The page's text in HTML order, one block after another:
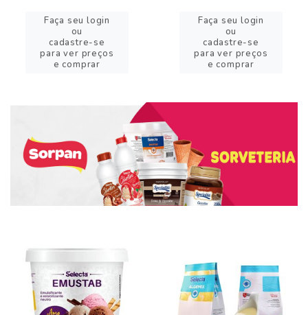
Faça seu login
ou
cadastre-se
para ver preços
e comprar
Faça seu login
ou
cadastre-se
para ver preços
e comprar